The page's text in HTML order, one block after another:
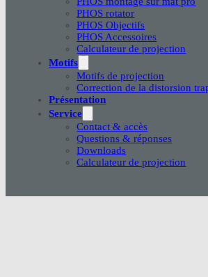
PHOS rotator
PHOS Objectifs
PHOS Accessoires
Calculateur de projection
Motifs
Motifs de projection
Correction de la distorsion
Présentation
Service
Contact & accès
Questions & réponses
Downloads
Calculateur de projection